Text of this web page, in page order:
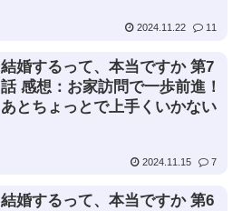
2024.11.22 11
結婚するって、本当ですか 第7
話 感想：お家訪問で一歩前進！
あとちょっとで上手くいかない
2024.11.15 7
結婚するって、本当ですか 第6